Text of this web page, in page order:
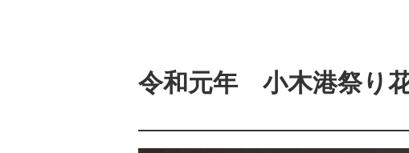
令和元年 小木港祭り